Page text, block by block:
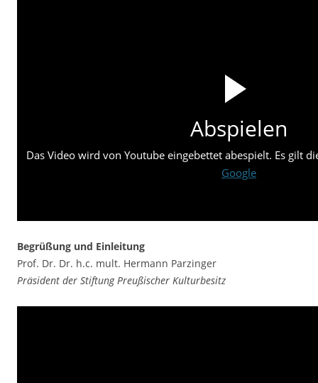
Abspielen
Das Video wird von Youtube eingebettet abespielt. Es gilt
Google
Begrüßung und Einleitung
Prof. Dr. Dr. h.c. mult. Hermann Parzinger
Präsident der Stiftung Preußischer Kulturbesitz